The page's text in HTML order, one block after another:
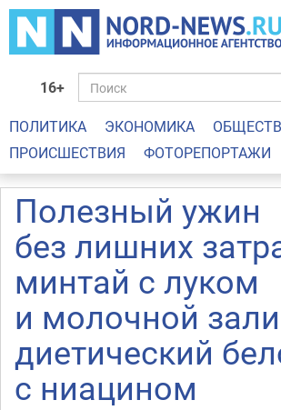
16+
ПОЛИТИКА ЭКОНОМИКА
ПРОИСШЕСТВИЯ
ФОТОРЕПОРТАЖИ
Полезный ужин
без лишних
минтай с луком
и молочной
диетический
с ниацином